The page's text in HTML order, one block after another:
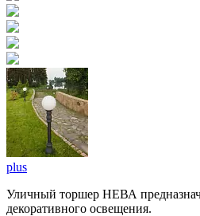
plus
Уличный торшер НЕВА
декоративного освещения.